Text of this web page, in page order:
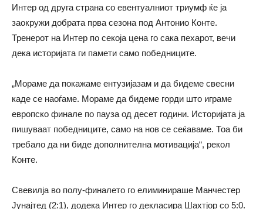
Интер од друга страна со евентуалниот триумф ќе ја
заокружи добрата прва сезона под Антонио Конте.
Тренерот на Интер по секоја цена го сака пехарот, вечи
дека историјата ги памети само победниците.
„Мораме да покажаме ентузијазам и да бидеме свесни
каде се наоѓаме. Мораме да бидеме горди што играме
европско финале по пауза од десет години. Историјата ја
пишуваат победниците, само на нов се сеќаваме. Тоа би
требало да ни биде дополнителна мотивација“, рекол
Конте.
Свевилја во полу-финалето го елиминираше Манчестер
Јунајтед (2:1), додека Интер го декласира Шахтјор со 5:0.